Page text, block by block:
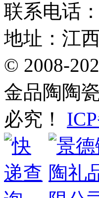
联系电话
地址：江
© 2008-
金品陶陶
必究！